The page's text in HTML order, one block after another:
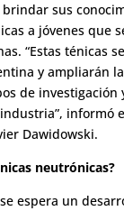
sus
a jóvenes que
“Estas ténicas
y ampliarán
de investigación
informó
Dawidowski.
neutrónicas?
espera un